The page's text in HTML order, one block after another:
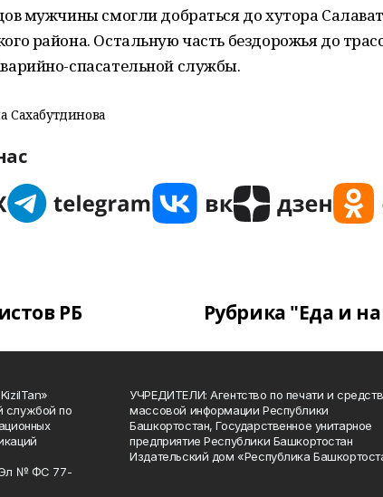
мужчины смогли добраться до хутора
района. Остальную часть бездорожья до
спасательной службы.
Сахабутдинова
РБ Рубрика "Еда и
службой по
Эл № ФС 77-
УЧРЕДИТЕЛИ: Агентство по печати и
массовой информации Республики
Башкортостан, Государственное унитарное
предприятие Республики Башкортостан
Издательский дом «Республика